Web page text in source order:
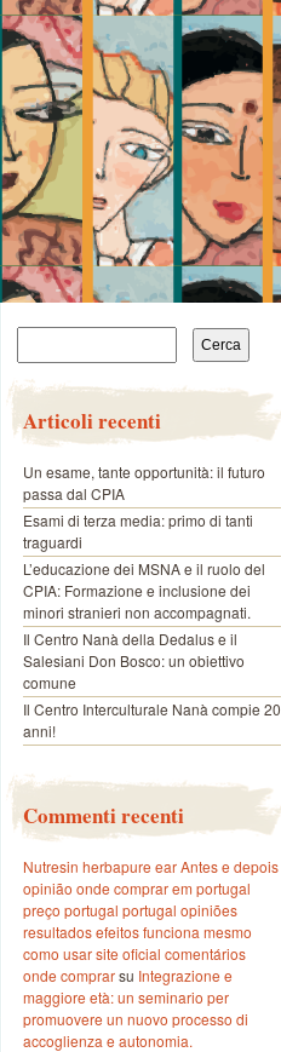
Ricerca
Articoli recenti
Un esame, tante opportunità: il futuro
passa dal CPIA
Esami di terza media: primo di tanti
traguardi
L’educazione dei MSNA e il ruolo del
CPIA: Formazione e inclusione dei
minori stranieri non accompagnati.
Il Centro Nanà della Dedalus e il
Salesiani Don Bosco: un obiettivo
comune
Il Centro Interculturale Nanà compie 20
anni!
Commenti recenti
Nutresin herbapure ear Antes e depois
opinião onde comprar em portugal
preço portugal portugal opiniões
resultados efeitos funciona mesmo
como usar site oficial comentários
onde comprarsu Integrazione e
maggiore età: un seminario per
promuovere un nuovo processo di
accoglienza e autonomia.